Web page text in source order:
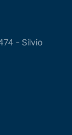
- Sílvio